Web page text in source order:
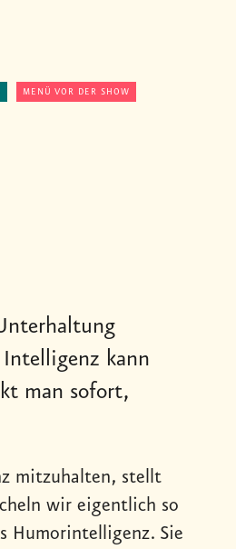
MENÜ VOR DER SHOW
Intelligenz kann
man sofort,
mitzuhalten, stellt
wir eigentlich so
Humorintelligenz. Sie